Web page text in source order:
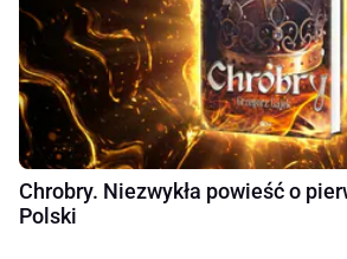
Chrobry. Niezwykła powieść o
Polski